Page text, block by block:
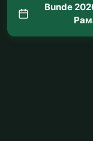
Bunde